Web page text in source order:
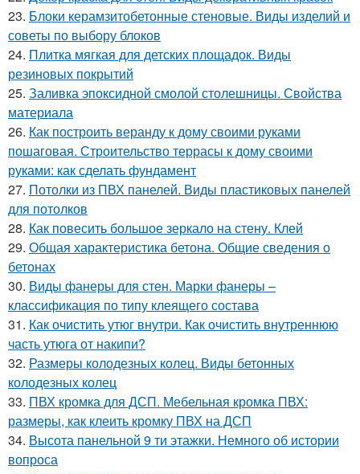
23. Блоки керамзитобетонные стеновые. Виды изделий и
советы по выбору блоков
24. Плитка мягкая для детских площадок. Виды
резиновых покрытий
25. Заливка эпоксидной смолой столешницы. Свойства
материала
26. Как построить веранду к дому своими руками
пошаговая. Строительство террасы к дому своими
руками: как сделать фундамент
27. Потолки из ПВХ панелей. Виды пластиковых панелей
для потолков
28. Как повесить большое зеркало на стену. Клей
29. Общая характеристика бетона. Общие сведения о
бетонах
30. Виды фанеры для стен. Марки фанеры –
классификация по типу клеящего состава
31. Как очистить утюг внутри. Как очистить внутреннюю
часть утюга от накипи?
32. Размеры колодезных колец. Виды бетонных
колодезных колец
33. ПВХ кромка для ДСП. Мебельная кромка ПВХ:
размеры, как клеить кромку ПВХ на ДСП
34. Высота панельной 9 ти этажки. Немного об истории
вопроса